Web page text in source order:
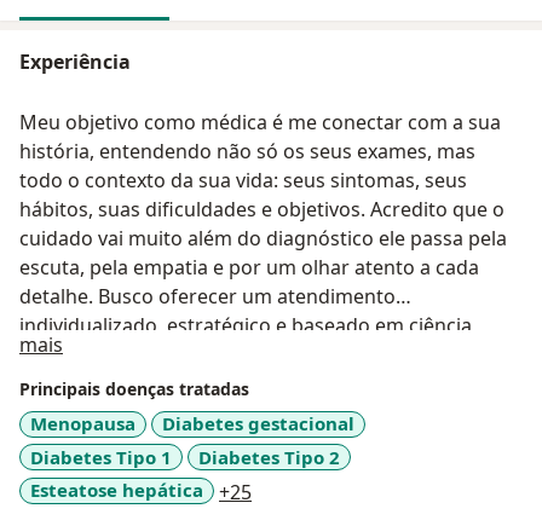
Experiência
Meu objetivo como médica é me conectar com a sua
história, entendendo não só os seus exames, mas
todo o contexto da sua vida: seus sintomas, seus
hábitos, suas dificuldades e objetivos. Acredito que o
cuidado vai muito além do diagnóstico ele passa pela
escuta, pela empatia e por um olhar atento a cada
detalhe. Busco oferecer um atendimento
individualizado, estratégico e baseado em ciência
atualizada.
mais
Principais doenças tratadas
Menopausa
Diabetes gestacional
Diabetes Tipo 1
Diabetes Tipo 2
Esteatose hepática
+25a11y_sr_more_diseases